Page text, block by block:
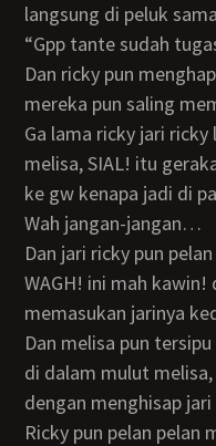
langsung di peluk
“gpp tante sudah
dan ricky pun menghapus air mata dari wajah melisa.
mereka pun saling
ga lama ricky jari ricky langsung menyentuh wajah
melisa, SIAL! itu
ke gw kenapa jadi di
wah jangan-jangan…
dan jari ricky pun pelan pelan menyentuh bibir melisa
WAGH! ini mah kawin!
memasukan jarinya
dan melisa pun tersipu malu, jari jari riki bermain main
di dalam mulut
dengan menghisap
ricky pun pelan pelan memojokan melisa hingga